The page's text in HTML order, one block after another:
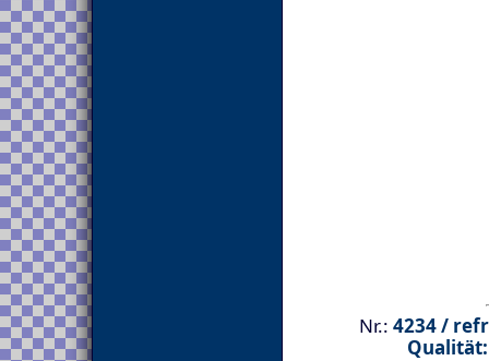
Nr.: 4234 /